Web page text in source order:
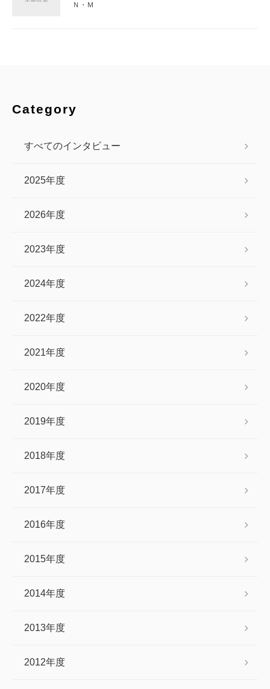
Ｎ・Ｍ
Category
すべてのインタビュー
2025年度
2026年度
2023年度
2024年度
2022年度
2021年度
2020年度
2019年度
2018年度
2017年度
2016年度
2015年度
2014年度
2013年度
2012年度